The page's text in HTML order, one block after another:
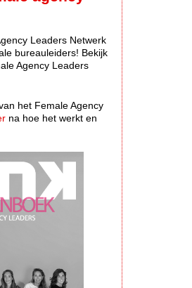
Leaders Netwerk
bureauleiders! Bekijk
Agency Leaders
het Female Agency
na hoe het werkt en